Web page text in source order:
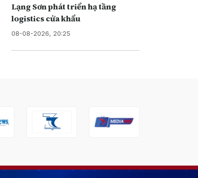
Lạng Sơn phát triển hạ tầng
logistics cửa khẩu
08-08-2026, 20:25